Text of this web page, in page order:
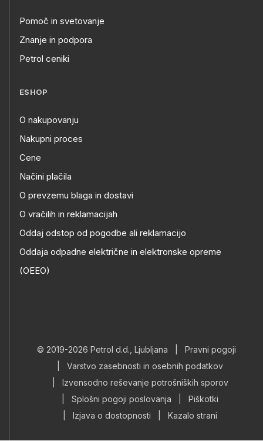
Pomoč in svetovanje
Znanje in podpora
Petrol ceniki
ESHOP
O nakupovanju
Nakupni proces
Cene
Načini plačila
O prevzemu blaga in dostavi
O vračilih in reklamacijah
Oddaj odstop od pogodbe ali reklamacijo
Oddaja odpadne električne in elektronske opreme
(OEEO)
© 2019-2026 Petrol d.d., Ljubljana
Pravni pogoji
Varstvo zasebnosti in osebnih podatkov
Izvensodno reševanje potrošniških sporov
Splošni pogoji poslovanja
Piškotki
Izjava o dostopnosti Kazalo strani